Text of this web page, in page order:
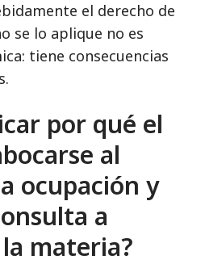
el derecho de
se lo aplique no es
tiene consecuencias
por qué el
al
ocupación y
a
materia?